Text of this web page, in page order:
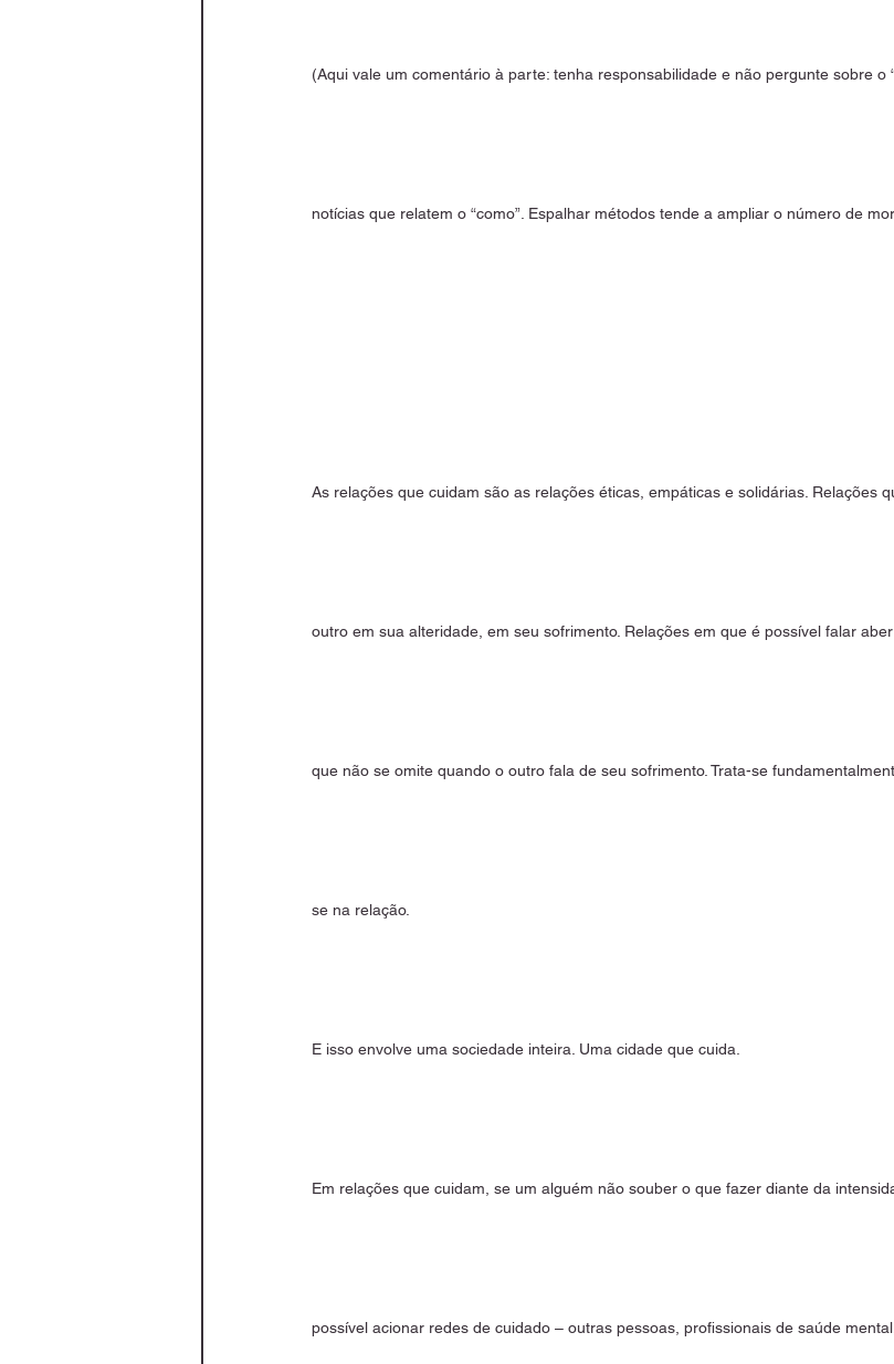
(Aqui vale um comentário à parte: tenha responsabilidade e não pergunte sobre o
notícias que relatem o “como”. Espalhar métodos tende a ampliar o número de
As relações que cuidam são as relações éticas, empáticas e solidárias. Relações
outro em sua alteridade, em seu sofrimento. Relações em que é possível falar
que não se omite quando o outro fala de seu sofrimento. Trata-se
se na relação.
E isso envolve uma sociedade inteira. Uma cidade que cuida.
Em relações que cuidam, se um alguém não souber o que fazer diante da
possível acionar redes de cuidado – outras pessoas, profissionais de saúde